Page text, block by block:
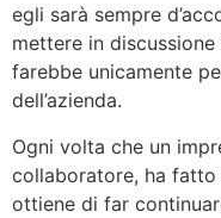
egli sarà sempre
mettere in discussione
farebbe unicamente
dell’azienda.
Ogni volta che un
collaboratore, ha fatto
ottiene di far